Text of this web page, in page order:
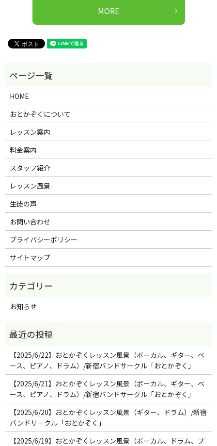
MORE
HOME
おとかぞくについて
レッスン案内
料金案内
スタッフ紹介
レッスン風景
生徒の声
お問い合わせ
プライバシーポリシー
サイトマップ
お知らせ
【2025/6/22】おとかぞくレッスン風景（ボーカル、ギター、ベ
ース、ピアノ、ドラム）/新宿バンドサークル「おとかぞく」
【2025/6/21】おとかぞくレッスン風景（ボーカル、ギター、ベ
ース、ピアノ、ドラム）/新宿バンドサークル「おとかぞく」
【2025/6/20】おとかぞくレッスン風景（ギター、ドラム）/新宿
バンドサークル「おとかぞく」
【2025/6/19】おとかぞくレッスン風景（ボーカル、ドラム、プ